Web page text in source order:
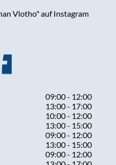
Vlotho" auf Instagram
09:00 - 12:00
13:00 - 17:00
10:00 - 12:00
13:00 - 15:00
09:00 - 12:00
13:00 - 15:00
09:00 - 12:00